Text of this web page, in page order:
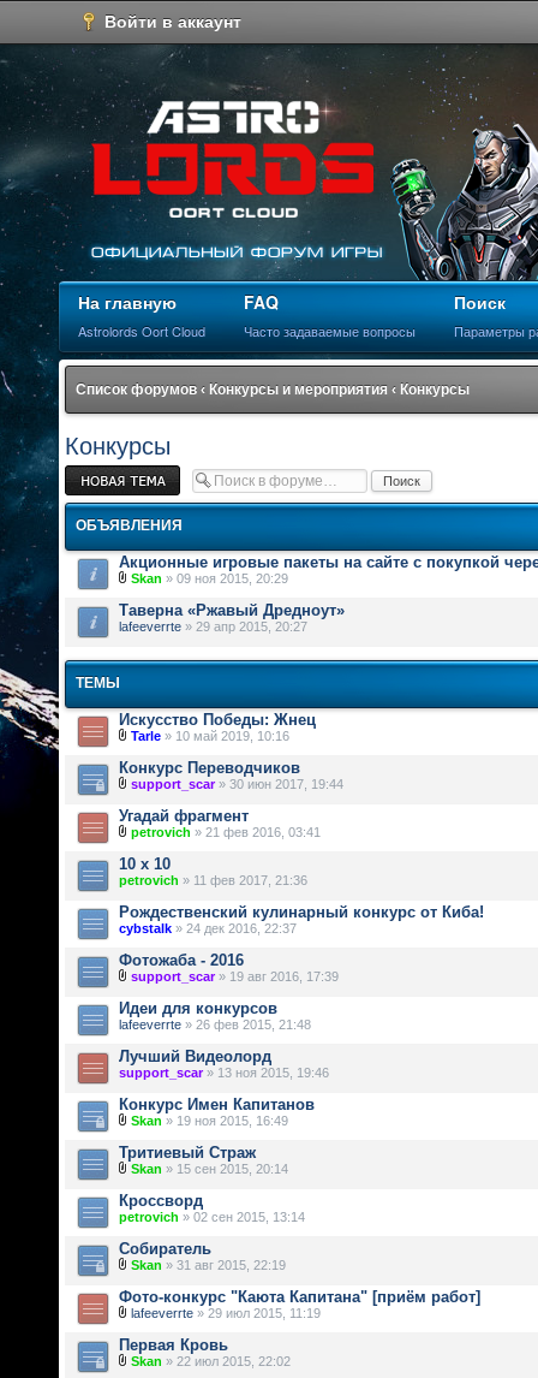
Войти в аккаунт
На главную
Astrolords Oort Cloud
FAQ
Часто задаваемые вопросы
Поиск
Параметры
Список форумов ‹ Конкурсы и мероприятия ‹ Конкурсы
Конкурсы
Новая тема
ОБЪЯВЛЕНИЯ
Акционные игровые пакеты на сайте с покупкой
Skan » 09 ноя 2015, 20:29
Таверна «Ржавый Дредноут»
lafeeverrte » 29 апр 2015, 20:27
ТЕМЫ
Искусство Победы: Жнец
Tarle » 10 май 2019, 10:16
Конкурс Переводчиков
support_scar» 30 июн 2017, 19:44
Угадай фрагмент
petrovich » 21 фев 2016, 03:41
10 х 10
petrovich » 11 фев 2017, 21:36
Рождественский кулинарный конкурс от Киба!
cybstalk » 24 дек 2016, 22:37
Фотожаба - 2016
support_scar» 19 авг 2016, 17:39
Идеи для конкурсов
lafeeverrte » 26 фев 2015, 21:48
Лучший Видеолорд
support_scar» 13 ноя 2015, 19:46
Конкурс Имен Капитанов
Skan » 19 ноя 2015, 16:49
Тритиевый Страж
Skan » 15 сен 2015, 20:14
Кроссворд
petrovich » 02 сен 2015, 13:14
Собиратель
Skan » 31 авг 2015, 22:19
Фото-конкурс "Каюта Капитана" [приём работ]
lafeeverrte » 29 июл 2015, 11:19
Первая Кровь
Skan » 22 июл 2015, 22:02